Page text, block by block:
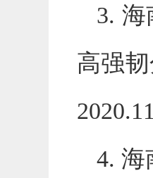
3. 海
高强
4.海